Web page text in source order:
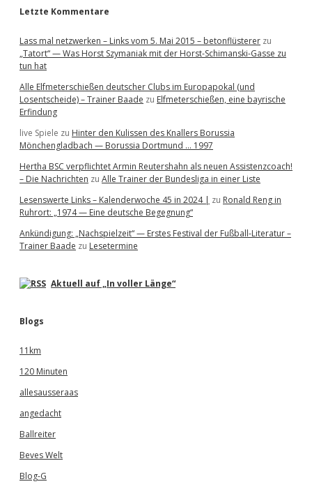
Letzte Kommentare
Lass mal netzwerken – Links vom 5. Mai 2015 – betonflüsterer zu
„Tatort“ — Was Horst Szymaniak mit der Horst-Schimanski-Gasse zu
tun hat
Alle Elfmeterschießen deutscher Clubs im Europapokal (und
Losentscheide) – Trainer Baade zu Elfmeterschießen, eine bayrische
Erfindung
live Spiele zu Hinter den Kulissen des Knallers Borussia
Mönchengladbach — Borussia Dortmund … 1997
Hertha BSC verpflichtet Armin Reutershahn als neuen Assistenzcoach!
– Die Nachrichten zu Alle Trainer der Bundesliga in einer Liste
Lesenswerte Links – Kalenderwoche 45 in 2024 | zu Ronald Reng in
Ruhrort: „1974 — Eine deutsche Begegnung“
Ankündigung: „Nachspielzeit“ — Erstes Festival der Fußball-Literatur –
Trainer Baade zu Lesetermine
Aktuell auf „In voller Länge“
Blogs
11km
120 Minuten
allesausseraas
angedacht
Ballreiter
Beves Welt
Blog-G